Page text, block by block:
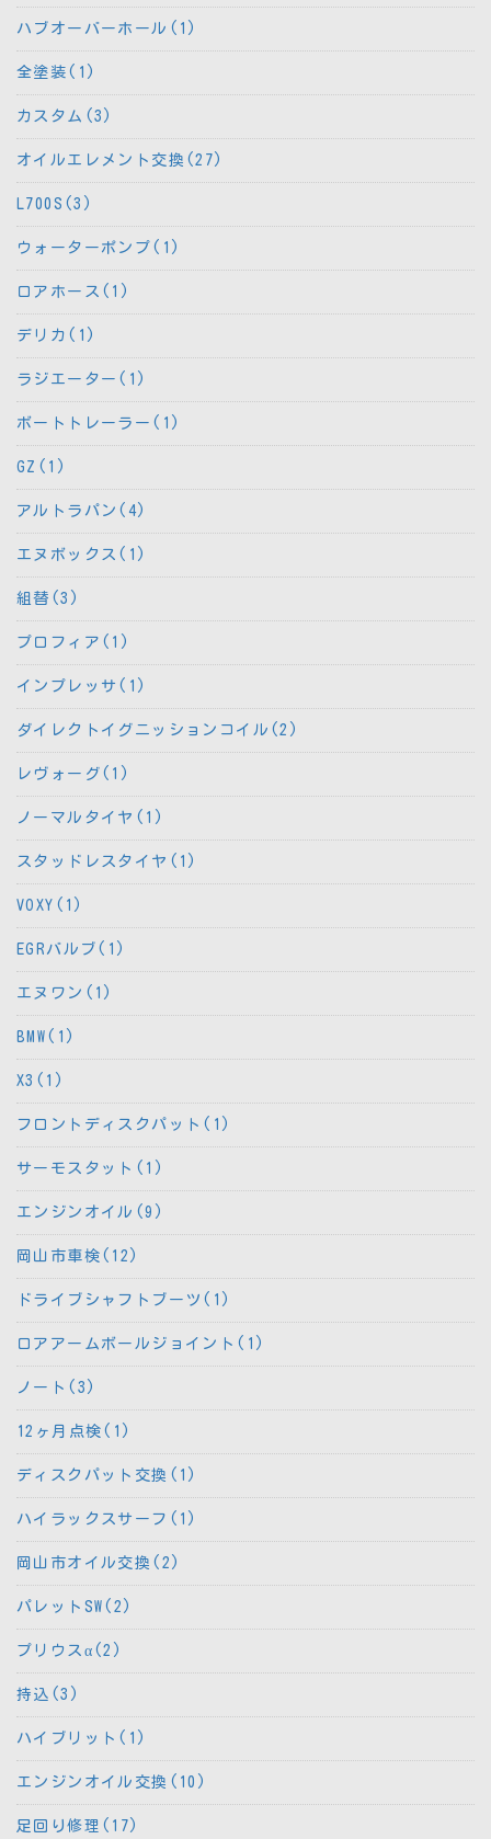
ハブオーバーホール(1)
全塗装(1)
カスタム(3)
オイルエレメント交換(27)
L700S(3)
ウォーターポンプ(1)
ロアホース(1)
デリカ(1)
ラジエーター(1)
ボートトレーラー(1)
GZ(1)
アルトラパン(4)
エヌボックス(1)
組替(3)
プロフィア(1)
インプレッサ(1)
ダイレクトイグニッションコイル(2)
レヴォーグ(1)
ノーマルタイヤ(1)
スタッドレスタイヤ(1)
VOXY(1)
EGRバルブ(1)
エヌワン(1)
BMW(1)
X3(1)
フロントディスクパット(1)
サーモスタット(1)
エンジンオイル(9)
岡山市車検(12)
ドライブシャフトブーツ(1)
ロアアームボールジョイント(1)
ノート(3)
12ヶ月点検(1)
ディスクパット交換(1)
ハイラックスサーフ(1)
岡山市オイル交換(2)
パレットSW(2)
プリウスα(2)
持込(3)
ハイブリット(1)
エンジンオイル交換(10)
足回り修理(17)